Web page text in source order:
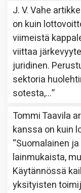
J. V. Vahe
on kuin
viimeistä
viittaa
juridinen.
sektoria
sotesta,…”
Tommi Taavila
kanssa on kuin
“Suomalainen
lainmukaista,
Käytännössä
yksityisten